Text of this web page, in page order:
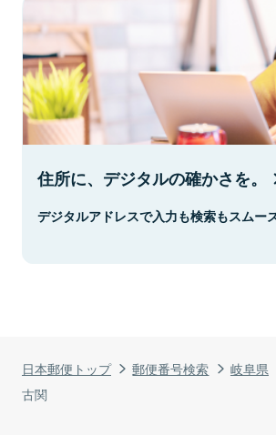
日本郵便トップ 郵便番号検索 岐阜県
古関
住所に、デジタルの確かさを。
デジタルアドレスで入力も検索もスムーズ